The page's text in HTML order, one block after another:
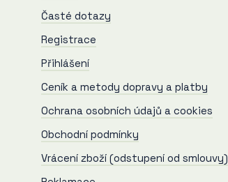
Časté dotazy
Registrace
Přihlášení
Ceník a metody dopravy a platby
Ochrana osobních údajů a cookies
Obchodní podmínky
Vrácení zboží (odstupení od smlouvy)